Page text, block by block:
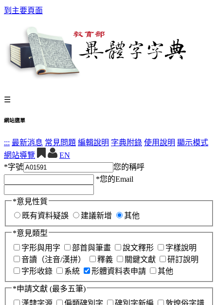
到主要頁面
☰
網站選單
::: 最新消息 常見問題 編輯說明 字典附錄 使用說明 顯示模式
網站導覽
EN
*字號
您的稱呼
*您的Email
*意見性質
既有資料疑誤
建議新增 其他
*意見類型
字形與用字
部首與筆畫 說文釋形
字樣說明
音讀（注音/漢拼）
釋義 關鍵文獻
研訂說明
字形收錄
系統 形體資料表申請 其他
*申請文獻 (最多五筆)
漢隸字源
偏類碑別字 碑別字新編
敦煌俗字譜